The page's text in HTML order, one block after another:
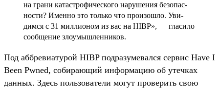
на гра­ни катас­тро­фичес­кого наруше­ния безопас­
ности? Имен­но это толь­ко что про­изош­ло. Уви­
дим­ся с 31 мил­лионом из вас на HIBP», — гла­сило
сооб­щение зло­умыш­ленни­ков.
Под аббре­виату­рой HIBP под­разуме­вал­ся сер­вис Have I
Been Pwned, собира­ющий информа­цию об утеч­ках
дан­ных. Здесь поль­зовате­ли могут про­верить свою